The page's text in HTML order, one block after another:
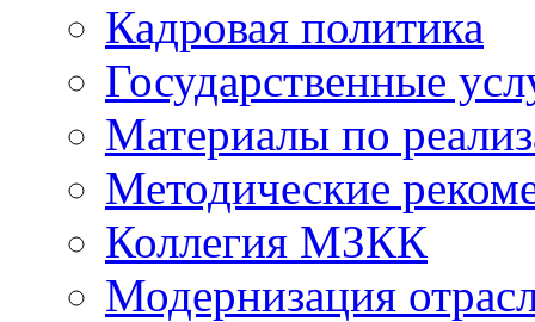
Кадровая политика
Государственные
Материалы по
Методические
Коллегия МЗКК
Модернизация